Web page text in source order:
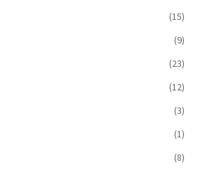
(15)
(9)
(23)
(12)
(3)
(1)
(8)